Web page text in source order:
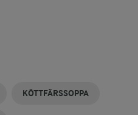
KÖTTFÄRSSOPPA